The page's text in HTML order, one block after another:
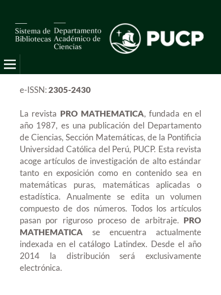
e-ISSN:2305-2430
La revista PRO MATHEMATICA, fundada en el
año 1987, es una publicación del Departamento
de Ciencias, Sección Matemáticas, de la Pontificia
Universidad Católica del Perú, PUCP. Esta revista
acoge artículos de investigación de alto estándar
tanto en exposición como en contenido sea en
matemáticas puras, matemáticas aplicadas o
estadística. Anualmente se edita un volumen
compuesto de dos números. Todos los artículos
pasan por riguroso proceso de arbitraje. PRO
MATHEMATICA se encuentra actualmente
indexada en el catálogo Latindex. Desde el año
2014 la distribución será exclusivamente
electrónica.